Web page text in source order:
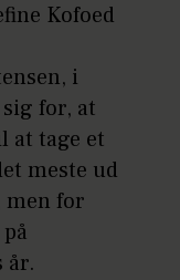
Kofoed
i
for, at
at tage et
meste ud
men for
år.